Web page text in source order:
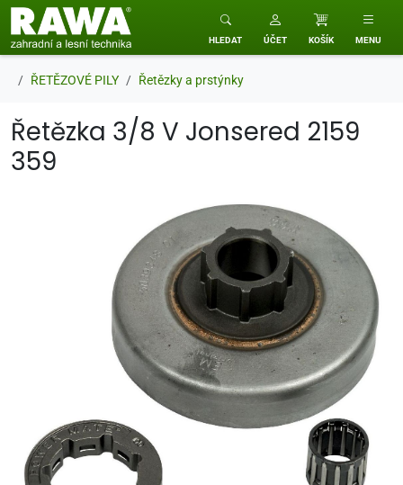
RAWA zahradní a lesní technika
HLEDAT ÚČET KOŠÍK MENU
ŘETĚZOVÉ PILY Řetězky a prstýnky
Řetězka 3/8 V Jonsered 2159
359